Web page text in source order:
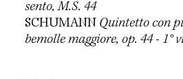
sento, M.S. 44
SCHUMANN Quintetto con
bemolle maggiore, op. 44 - 1°